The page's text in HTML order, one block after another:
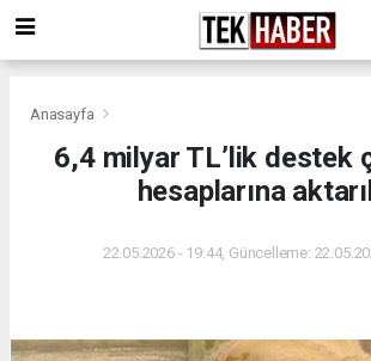
Anasayfa
6,4 milyar TL’lik destek
hesaplarına
22.05.2026 - 19:44, Güncelleme: